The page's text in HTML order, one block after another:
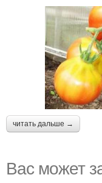
читать дальше →
Вас может